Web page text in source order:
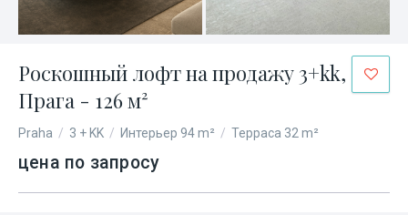
Роскошный лофт на продажу 3+kk,
Прага - 126 м²
Praha / 3 + KK / Интерьер 94 m² / Терраса 32 m²
цена по запросу